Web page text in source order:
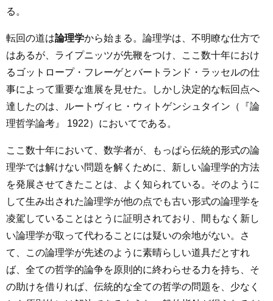
る。
転回の道は論理学から始まる。論理学は、不明瞭な仕方で
はあるが、ライプニッツが先鞭をつけ、ここ数十年におけ
るゴットロープ・フレーゲとバートランド・ラッセルの仕
事によって重要な進展を見せた。しかし決定的な転回点へ
達したのは、ルートヴィヒ・ウィトゲンシュタイン（『論
理哲学論考』 1922）においてである。
ここ数十年において、数学者が、もっぱら伝統的形式の論
理学では解けない問題を解くために、新しい論理学的方法
を発展させてきたことは、よく知られている。そのように
して生み出された論理学が他の点でも古い形式の論理学を
凌駕していることはとうに証明されており、間もなく新し
い論理学が取って代わることには疑いの余地がない。さ
て、この論理学が先述のように素晴らしい道具だとすれ
ば、全ての哲学的論争を原則的に終わらせる力を持ち、そ
の助けを借りれば、伝統的な全ての哲学の問題を、少なく